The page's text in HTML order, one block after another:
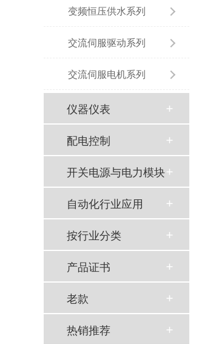
变频恒压供水系列
交流伺服驱动系列
交流伺服电机系列
仪器仪表
配电控制
开关电源与电力模块
自动化行业应用
按行业分类
产品证书
老款
热销推荐